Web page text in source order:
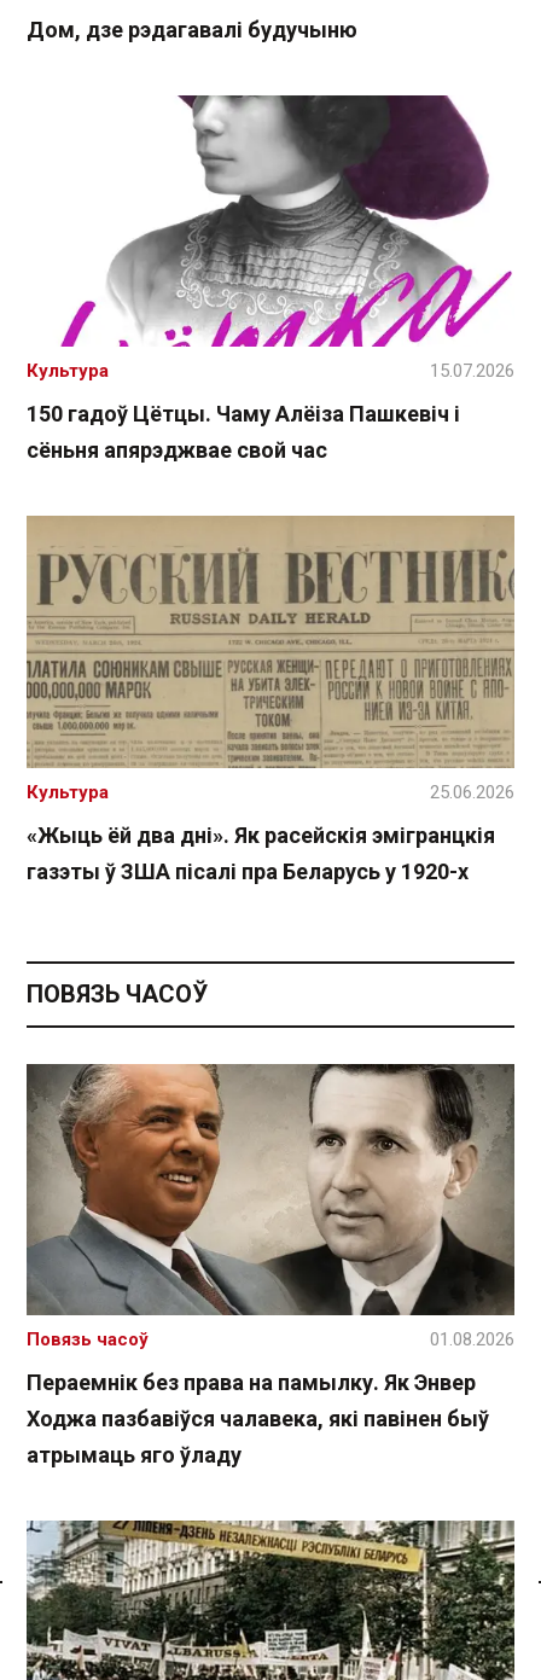
Спасылка без VPN
Дом, дзе рэдагавалі будучыню
150 гадоў Цётцы. Чаму Алёіза Пашкевіч і
сёньня апярэджвае свой час
Культура 15.07.2026
«Жыць ёй два дні». Як расейскія эмігранцкія
газэты ў ЗША пісалі пра Беларусь у 1920-х
Культура 25.06.2026
ПОВЯЗЬ ЧАСОЎ
Пераемнік без права на памылку. Як Энвер
Ходжа пазбавіўся чалавека, які павінен быў
атрымаць яго ўладу
Повязь часоў 01.08.2026